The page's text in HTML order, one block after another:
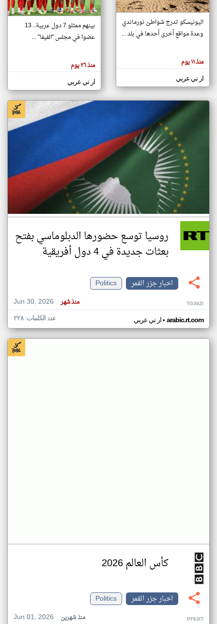
تغيير الدولة
اخبار جزر القمر على مدار الساعة
أهم اخبار جزر القمر العاجلة والمباشرة
هنا عن
وجهة
كاتبيها.
اليونيسكو تدرج شواطئ نورماندي
وعدة مواقع أخرى أحدها في بلد ...
منذ ١١ يوم
ار تي عربي
بينهم ممثلو 7 دول عربية.. 13
عضوا في مجلس "الفيفا" ...
منذ ٢٦ يوم
ار تي عربي
روسيا توسع حضورها الدبلوماسي بفتح
بعثات جديدة في 4 دول أفريقية
اخبار جزر القمر
Politics
Jun 30, 2026
منذ شهر TG39ZI
ار تي عربي• arabic.rt.com عدد الكلمات: ٢٢٨
كأس العالم 2026
اخبار جزر القمر
Politics
Jun 01, 2026
منذ شهرين PF63IT
klyoum.com